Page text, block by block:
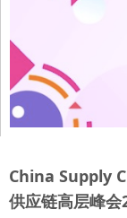
China Supply
供应链高层峰会